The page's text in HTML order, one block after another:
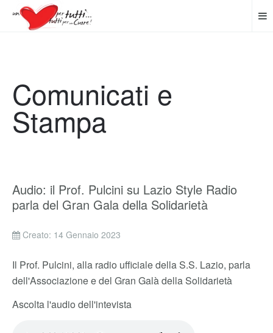
Comunicati e
Stampa
Audio: il Prof. Pulcini su Lazio Style Radio
parla del Gran Gala della Solidarietà
Creato: 14 Gennaio 2023
Il Prof. Pulcini, alla radio ufficiale della S.S. Lazio, parla
dell'Associazione e del Gran Galà della Solidarietà
Ascolta l'audio dell'intevista